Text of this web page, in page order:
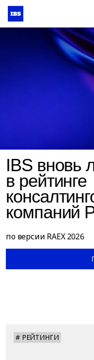
IBS вновь
в рейтинге
компаний
по версии RAEX 2026
# РЕЙТИНГИ